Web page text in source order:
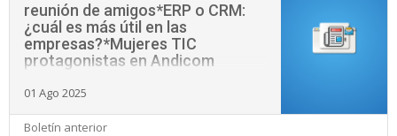
reunión de amigos*ERP o CRM:
¿cuál es más útil en las
empresas?*Mujeres TIC
protagonistas en Andicom
01 Ago 2025
Boletín anterior